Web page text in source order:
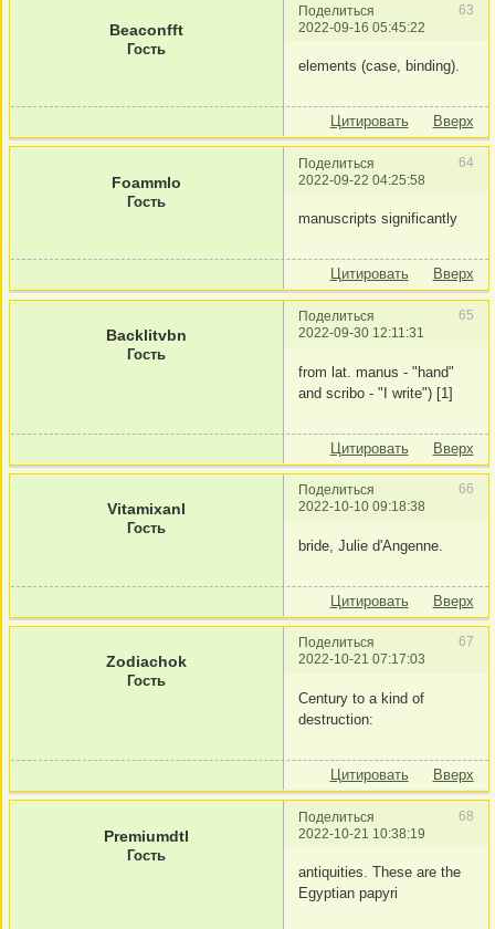
Поделиться
63
2022-09-16 05:45:22
Beaconfft
Гость
elements (case, binding).
Цитировать Вверх
Поделиться
64
2022-09-22 04:25:58
Foammlo
Гость
manuscripts significantly
Цитировать Вверх
Поделиться
65
2022-09-30 12:11:31
Backlitvbn
Гость
from lat. manus - "hand"
and scribo - "I write") [1]
Цитировать Вверх
Поделиться
66
2022-10-10 09:18:38
Vitamixanl
Гость
bride, Julie d'Angenne.
Цитировать Вверх
Поделиться
67
2022-10-21 07:17:03
Zodiachok
Гость
Century to a kind of
destruction:
Цитировать Вверх
Поделиться
68
2022-10-21 10:38:19
Premiumdtl
Гость
antiquities. These are the
Egyptian papyri